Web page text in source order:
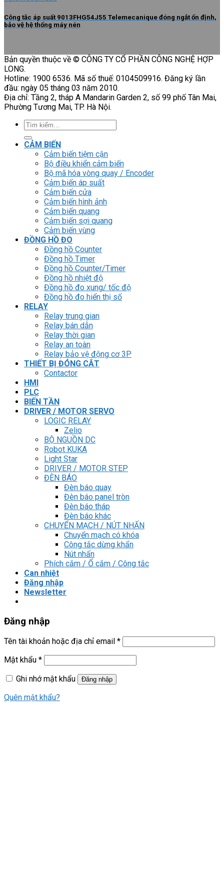
Công tắc áp suất 9013FHG54J55 Telemecanique đóng ngắt ổn định,
bảo vệ hệ thống máy nén
Bản quyền thuộc về © CÔNG TY CỔ PHẦN CÔNG NGHỆ HỢP
LONG.
Hotline: 1900 6536. Mã số thuế: 0104509916. Đăng ký lần
đầu: ngày 05 tháng 03 năm 2010.
Địa chỉ: Tầng 2, tháp A Mandarin Garden 2, số 99 phố Tân Mai,
Phường Tương Mai, TP. Hà Nội.
Tìm
CẢM BIẾN
Cảm biến tiệm cận
Bộ điều khiển cảm biến
Bộ mã hóa vòng quay / Encoder
Cảm biến áp suất
Cảm biến cửa
Cảm biến hình ảnh
Cảm biến quang
Cảm biến sợi quang
Cảm biến vùng
ĐỒNG HỒ ĐO
Đồng hồ Counter
Đồng hồ Timer
Đồng hồ Counter/Timer
Đồng hồ nhiệt độ
Đồng hồ đo xung/ tốc độ
Đồng hồ đo hiển thị số
RELAY
Relay trung gian
Relay bán dẫn
Relay thời gian
Relay an toàn
Relay bảo vệ động cơ 3P
THIẾT BỊ ĐÓNG CẮT
Contactor
HMI
PLC
BIẾN TẦN
DRIVER / MOTOR SERVO
LOGIC RELAY
Zelio
BỘ NGUỒN DC
Robot KUKA
Light Star
DRIVER / MOTOR STEP
ĐÈN BÁO
Đèn báo quay
Đèn báo panel tròn
Đèn báo tháp
Đèn báo khác
CHUYỂN MẠCH / NÚT NHẤN
Chuyển mạch có khóa
Công tắc dừng khẩn
Nút nhấn
Phích cắm / Ổ cắm / Công tắc
Can nhiệt
Đăng nhập
Newsletter
Đăng nhập
Tên tài khoản hoặc địa chỉ email *
Mật khẩu *
Ghi nhớ mật khẩu
Đăng nhập
Quên mật khẩu?